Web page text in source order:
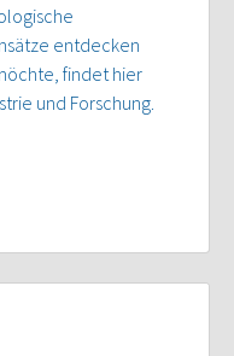
entdecken
findet hier
und Forschung.